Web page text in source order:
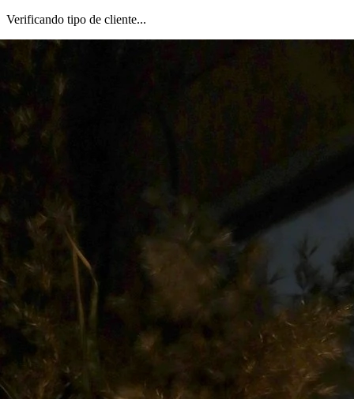
Verificando tipo de cliente...